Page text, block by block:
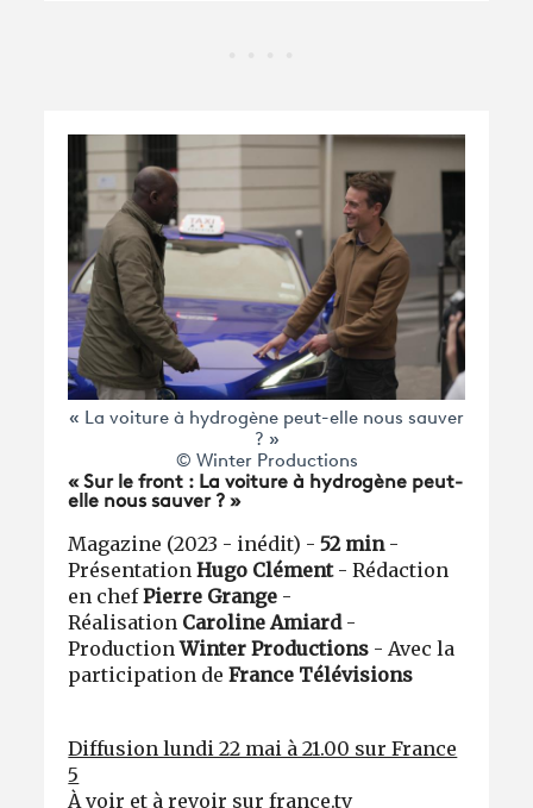
« La voiture à hydrogène peut-elle nous sauver
? »
© Winter Productions
« Sur le front : La voiture à hydrogène peut-
elle nous sauver ? »
Magazine (2023 - inédit) -52 min-
PrésentationHugo Clément- Rédaction
en chefPierre Grange -
Réalisation Caroline Amiard -
ProductionWinter Productions - Avec la
participation deFrance Télévisions
Diffusion lundi 22 mai à 21.00 sur France
5
À voir et à revoir sur france.tv